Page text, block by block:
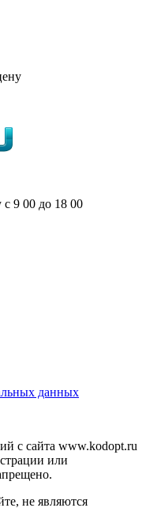
с 9 00 до 18 00
данных
с сайта www.kodopt.ru
или
не являются